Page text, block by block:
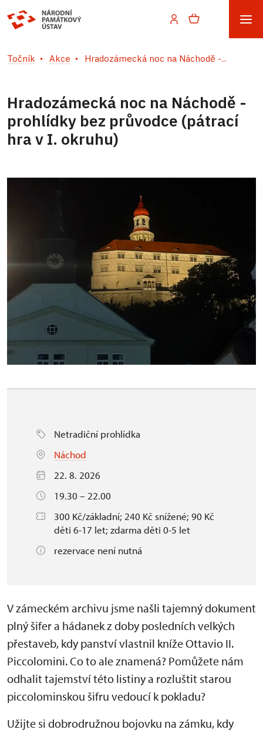
Točník Akce Hradozámecká noc na Náchodě -...
Hradozámecká noc na Náchodě -
prohlídky bez průvodce (pátrací
hra v I. okruhu)
Netradiční prohlídka
Náchod
22. 8. 2026
19.30 – 22.00
300 Kč/základní; 240 Kč snížené; 90 Kč
děti 6-17 let; zdarma děti 0-5 let
rezervace není nutná
V zámeckém archivu jsme našli tajemný dokument
plný šifer a hádanek z doby posledních velkých
přestaveb, kdy panství vlastnil kníže Ottavio II.
Piccolomini. Co to ale znamená? Pomůžete nám
odhalit tajemství této listiny a rozluštit starou
piccolominskou šifru vedoucí k pokladu?
Užijte si dobrodružnou bojovku na zámku, kdy